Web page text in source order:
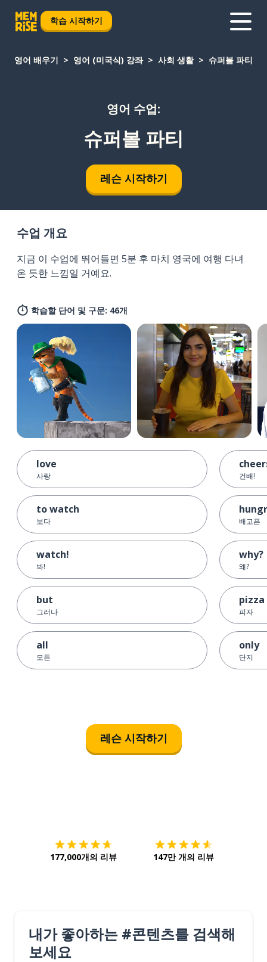
학습 시작하기
영어 배우기 영어 (미국식) 강좌 사회 생활 슈퍼볼 파티
영어 수업:
슈퍼볼 파티
레슨 시작하기
수업 개요
지금 이 수업에 뛰어들면 5분 후 마치 영국에 여행 다녀
온 듯한 느낌일 거예요.
학습할 단어 및 구문: 46개
love
사랑
to watch
보다
watch!
봐!
but
그러나
all
모든
건배!
배고픈
why?
왜?
pizza
피자
only
단지
레슨 시작하기
177,000개의 리뷰 147만 개의 리뷰
내가 좋아하는 #콘텐츠를 검색해
보세요